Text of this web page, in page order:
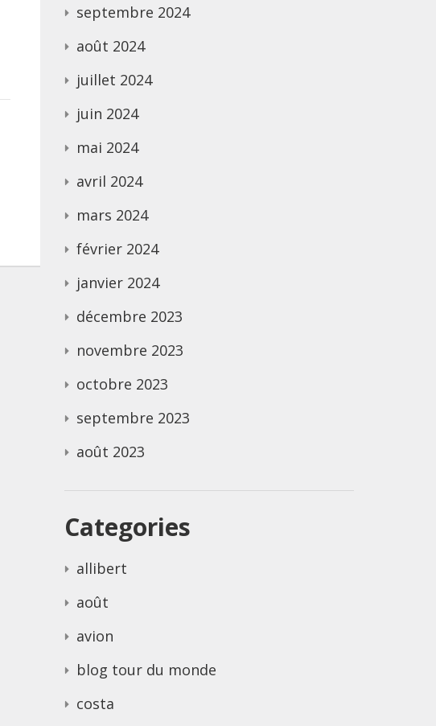
septembre 2024
août 2024
juillet 2024
juin 2024
mai 2024
avril 2024
mars 2024
février 2024
janvier 2024
décembre 2023
novembre 2023
octobre 2023
septembre 2023
août 2023
Categories
allibert
août
avion
blog tour du monde
costa